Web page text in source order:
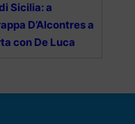
Sicilia: a
D’Alcontres a
con De Luca